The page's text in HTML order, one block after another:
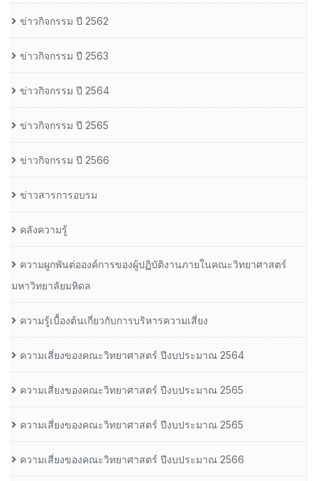
ข่าวกิจกรรม ปี 2562
ข่าวกิจกรรม ปี 2563
ข่าวกิจกรรม ปี 2564
ข่าวกิจกรรม ปี 2565
ข่าวกิจกรรม ปี 2566
ข่าวสารการอบรม
คลังความรู้
ความผูกพันต่อองค์การของผู้ปฏิบัติงานภายในคณะวิทยาศาสตร์
มหาวิทยาลัยมหิดล
ความรู้เบื้องต้นเกี่ยวกับการบริหารความเสี่ยง
ความเสี่ยงของคณะวิทยาศาสตร์ ปีงบประมาณ 2564
ความเสี่ยงของคณะวิทยาศาสตร์ ปีงบประมาณ 2565
ความเสี่ยงของคณะวิทยาศาสตร์ ปีงบประมาณ 2565
ความเสี่ยงของคณะวิทยาศาสตร์ ปีงบประมาณ 2566